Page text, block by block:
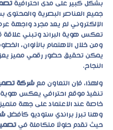
بشكل كبير على مدى احترافية
جميع العناصر البصرية
الإلكتروني لم يعد مجرد واجهة
تعكس هوية البراند وتبني
ومن خلال الاهتمام بالألوان،
يمكن تحقيق حضور رقمي مميز
النجاح.
ولهذا، فإن التعاون مع شركة
تنفيذ موقع احترافي يعكس هوية
خاصة عند الاعتماد على جهة
وهنا تبرز براندي ستوديو كأفضل
حيث تقدم حلولًا متكاملة في